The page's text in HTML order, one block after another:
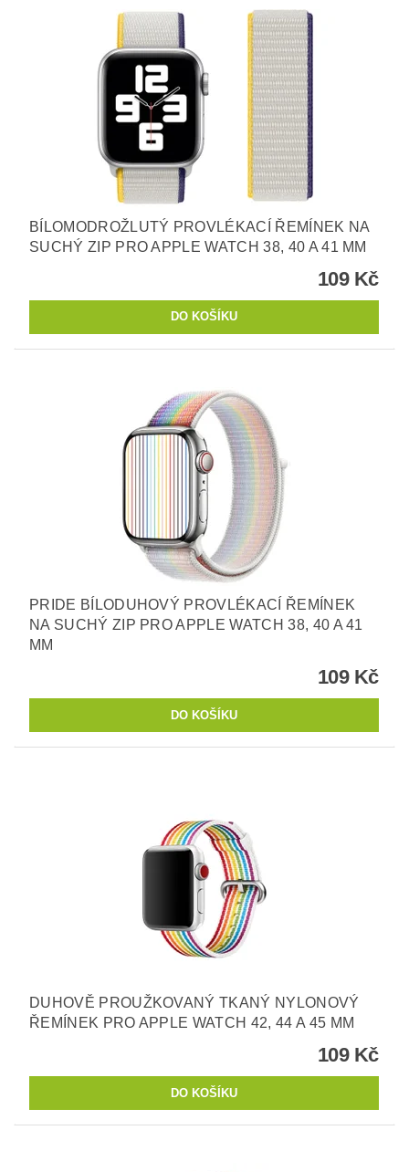
BÍLOMODROŽLUTÝ PROVLÉKACÍ ŘEMÍNEK NA
SUCHÝ ZIP PRO APPLE WATCH 38, 40 A 41 MM
109 Kč
PRIDE BÍLODUHOVÝ PROVLÉKACÍ ŘEMÍNEK
NA SUCHÝ ZIP PRO APPLE WATCH 38, 40 A 41
MM
109 Kč
DUHOVĚ PROUŽKOVANÝ TKANÝ NYLONOVÝ
ŘEMÍNEK PRO APPLE WATCH 42, 44 A 45 MM
109 Kč